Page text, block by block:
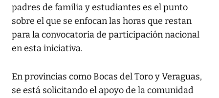
padres de familia y estudiantes es el punto
sobre el que se enfocan las horas que restan
para la convocatoria de participación nacional
en esta iniciativa.
En provincias como Bocas del Toro y Veraguas,
se está solicitando el apoyo de la comunidad